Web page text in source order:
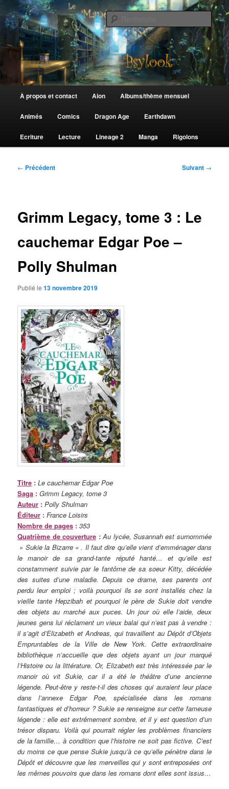
au
contenu
principalLe Manège de Psylook
principal
À propos et contact Aion Albums/thème mensuel
Animés Comics Dragon Age Earthdawn
Ecriture Lecture Lineage 2 Manga Rigolons
Navigation
← Précédent Suivant →
Grimm Legacy, tome 3 : Le
cauchemar Edgar Poe –
Polly Shulman
Publié le13 novembre 2019
Titre : Le cauchemar Edgar Poe
Saga : Grimm Legacy, tome 3
Auteur :Polly Shulman
Éditeur : France Loisirs
Nombre de pages : 353
Quatrième de couverture :Au lycée, Susannah est surnommée
» Sukie la Bizarre « . Il faut dire qu’elle vient d’emménager dans
le manoir de sa grand-tante réputé hanté… et qu’elle est
constamment suivie par le fantôme de sa soeur Kitty, décédée
des suites d’une maladie. Depuis ce drame, ses parents ont
perdu leur emploi ; voilà pourquoi ils se sont installés chez la
vieille tante Hepzibah et pourquoi le père de Sukie doit vendre
des objets au marché aux puces. Un jour où elle l’aide, deux
jeunes gens lui réclament un vieux balai qui n’est pas à vendre :
il s’agit d’Elizabeth et Andreas, qui travaillent au Dépôt d’Objets
Empruntables de la Ville de New York. Cette extraordinaire
bibliothèque n’accueille que des objets ayant un jour marqué
l’Histoire ou la littérature. Or, Elizabeth est très intéressée par le
manoir où vit Sukie, car il a été le théâtre d’une ancienne
légende. Peut-être y reste-t-il des choses qui auraient leur place
dans l’annexe Edgar Poe, spécialisée dans les romans
fantastiques et d’horreur ? Sukie se renseigne sur cette fameuse
légende : elle est extrêmement sombre, et il y est question d’un
trésor disparu. Voilà qui pourrait régler les problèmes financiers
de la famille… à condition que l’histoire ne soit pas fictive. C’est
du moins ce que pense Sukie jusqu’à ce qu’elle pénètre dans le
Dépôt et découvre que les merveilles qui y sont entreposées ont
les mêmes pouvoirs que dans les romans dont elles sont issus…